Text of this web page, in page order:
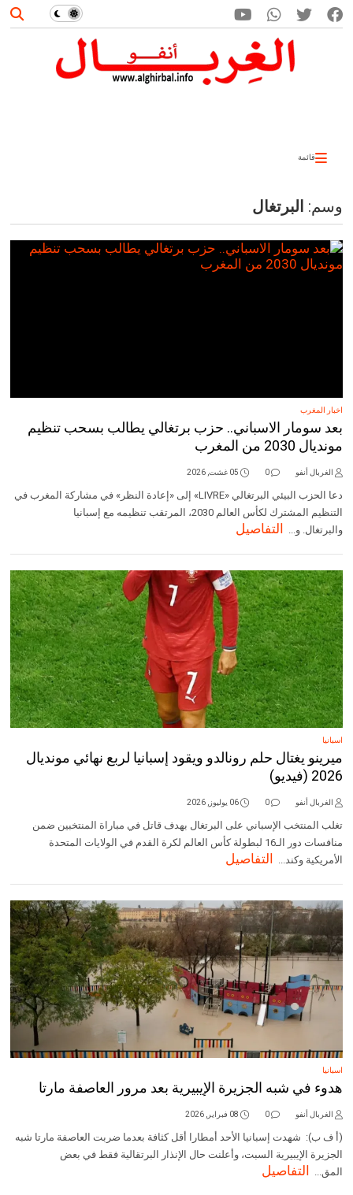
قائمة
وسم: البرتغال
اخبار المغرب
بعد سومار الاسباني.. حزب برتغالي يطالب بسحب تنظيم
مونديال 2030 من المغرب
الغربال أنفو 0 05 غشت, 2026
دعا الحزب البيئي البرتغالي «LIVRE» إلى «إعادة النظر» في مشاركة المغرب في
التنظيم المشترك لكأس العالم 2030، المرتقب تنظيمه مع إسبانيا
والبرتغال. و...
التفاصيل
اسبانيا
ميرينو يغتال حلم رونالدو ويقود إسبانيا لربع نهائي مونديال
2026 (فيديو)
الغربال أنفو 0 06 يوليوز, 2026
تغلب المنتخب الإسباني على البرتغال بهدف قاتل في مباراة المنتخبين ضمن
منافسات دور الـ16 لبطولة كأس العالم لكرة القدم في الولايات المتحدة
الأمريكية وكند...
التفاصيل
اسبانيا
هدوء في شبه الجزيرة الإيبيرية بعد مرور العاصفة مارتا
الغربال أنفو 0 08 فبراير, 2026
(أ ف ب): شهدت إسبانيا الأحد أمطارا أقل كثافة بعدما ضربت العاصفة مارتا شبه
الجزيرة الإيبيرية السبت، وأعلنت حال الإنذار البرتقالية فقط في بعض
المق...
التفاصيل